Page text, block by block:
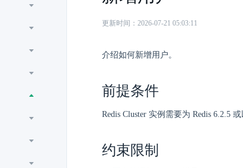
更新时间：2026-07-21 05:03:11
介绍如何新增用户。
前提条件
Redis Cluster 实例需要为 Redis 6.2.5 或
约束限制